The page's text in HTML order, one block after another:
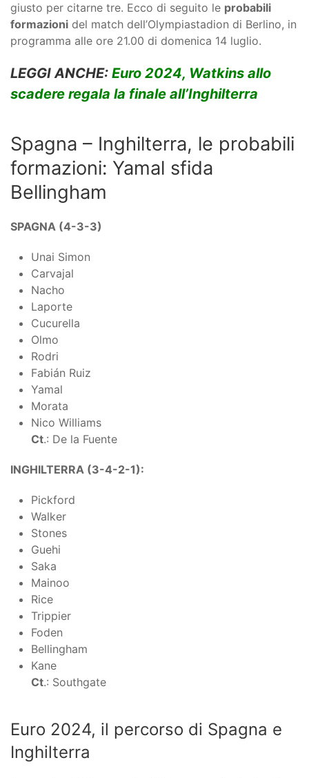
giusto per citarne tre. Ecco di seguito le probabili
formazioni del match dell’Olympiastadion di Berlino, in
programma alle ore 21.00 di domenica 14 luglio.
LEGGI ANCHE: Euro 2024, Watkins allo
scadere regala la finale all’Inghilterra
Spagna – Inghilterra, le probabili
formazioni: Yamal sfida
Bellingham
SPAGNA (4-3-3)
Unai Simon
Carvajal
Nacho
Laporte
Cucurella
Olmo
Rodri
Fabián Ruiz
Yamal
Morata
Nico Williams
Ct.: De la Fuente
INGHILTERRA (3-4-2-1):
Pickford
Walker
Stones
Guehi
Saka
Mainoo
Rice
Trippier
Foden
Bellingham
Kane
Ct.: Southgate
Euro 2024, il percorso di Spagna e
Inghilterra